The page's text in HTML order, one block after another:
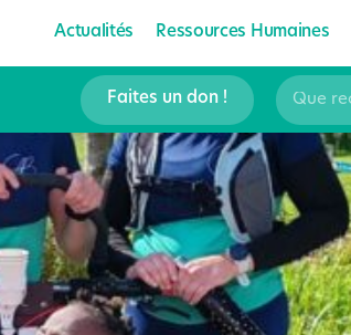
Actualités Ressources Humaines
Faites un don !